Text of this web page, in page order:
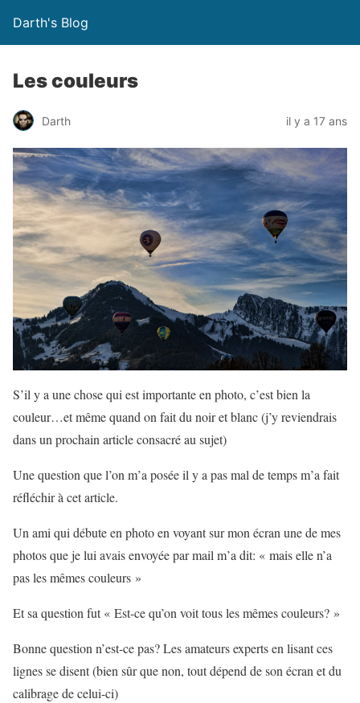
Darth's Blog
Les couleurs
Darth il y a 17 ans
S’il y a une chose qui est importante en photo, c’est bien la
couleur…et même quand on fait du noir et blanc (j’y reviendrais
dans un prochain article consacré au sujet)
Une question que l’on m’a posée il y a pas mal de temps m’a fait
réfléchir à cet article.
Un ami qui débute en photo en voyant sur mon écran une de mes
photos que je lui avais envoyée par mail m’a dit: « mais elle n’a
pas les mêmes couleurs »
Et sa question fut « Est-ce qu’on voit tous les mêmes couleurs? »
Bonne question n’est-ce pas? Les amateurs experts en lisant ces
lignes se disent (bien sûr que non, tout dépend de son écran et du
calibrage de celui-ci)